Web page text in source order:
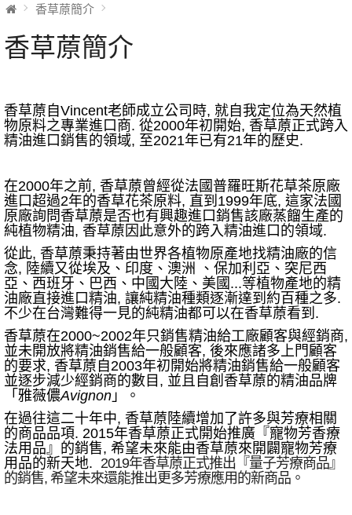
香草蒝簡介
香草蒝簡介
香草蒝自Vincent老師成立公司時, 就自我定位為天然植
物原料之專業進口商. 從2000年初開始, 香草蒝正式跨入
精油進口銷售的領域, 至2021年已有21年的歷史.
在2000年之前, 香草蒝曾經從法國普羅旺斯花草茶原廠
進口超過2年的香草花茶原料, 直到1999年底, 這家法國
原廠詢問香草蒝是否也有興趣進口銷售該廠蒸餾生產的
純植物精油, 香草蒝因此意外的跨入精油進口的領域.
從此, 香草蒝秉持著由世界各植物原產地找精油廠的信
念, 陸續又從埃及、印度、澳洲 、保加利亞、突尼西
亞、西班牙、巴西、中國大陸、美國...等植物產地的精
油廠直接進口精油, 讓純精油種類逐漸達到約百種之多.
不少在台灣難得一見的純精油都可以在香草蒝看到.
香草蒝在2000~2002年只銷售精油給工廠顧客與經銷商,
並未開放將精油銷售給一般顧客, 後來應諸多上門顧客
的要求, 香草蒝自2003年初開始將精油銷售給一般顧客
並逐步減少經銷商的數目, 並且自創香草蒝的精油品牌
「雅薇儂Avignon 」
。
在過往這二十年中, 香草蒝陸續增加了許多與芳療相關
的商品品項. 2015年香草蒝正式開始推廣『寵物芳香療
法用品』的銷售, 希望未來能由香草蒝來開闢寵物芳療
用品的新天地. 2019年香草蒝正式推出『量子芳療商品』
的銷售, 希望未來還能推出更多芳療應用的新商品 。